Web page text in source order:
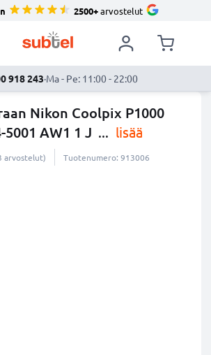
2500+arvostelut
918 243·Ma - Pe: 11:00 - 22:00
Nikon Coolpix P1000
5001 AW1 1 J ... lisää
arvostelut) Tuotenumero: 913006